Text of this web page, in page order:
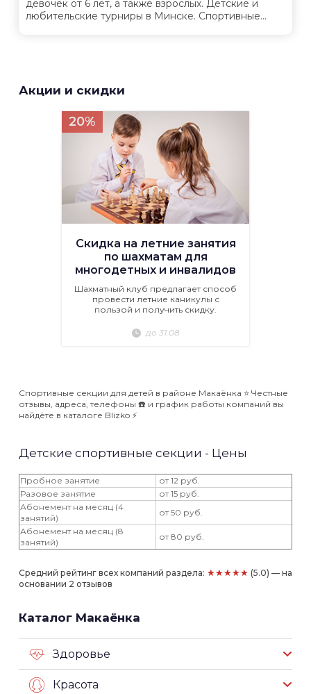
девочек от 6 лет, а также взрослых. Детские и
любительские турниры в Минске. Спортивные...
Акции и скидки
20%
Скидка на летние занятия
по шахматам для
многодетных и инвалидов
Шахматный клуб предлагает способ
провести летние каникулы с
пользой и получить скидку.
до 31.08
Спортивные секции для детей в районе Макаёнка ⭐️ Честные
отзывы, адреса, телефоны ☎️ и график работы компаний вы
найдёте в каталоге Blizko ⚡️
Детские спортивные секции - Цены
Пробное занятие
от 12 руб.
Разовое занятие
от 15 руб.
Абонемент на месяц (4
занятий)
от 50 руб.
Абонемент на месяц (8
занятий)
от 80 руб.
Средний рейтинг всех компаний раздела: ★★★★★ (5.0) — на
основании 2 отзывов
Каталог Макаёнка
Здоровье
Красота